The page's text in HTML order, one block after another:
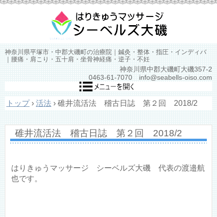
神奈川県平塚市・中郡大磯町の治療院｜鍼灸・整体・指圧・インディバ
｜腰痛・肩こり・五十肩・坐骨神経痛・逆子・不妊
神奈川県中郡大磯町大磯357-2
0463-61-7070 info@seabells-oiso.com
トップ › 活法 › 碓井流活法 稽古日誌 第２回 2018/2
碓井流活法 稽古日誌 第２回 2018/2
はりきゅうマッサージ シーベルズ大磯 代表の渡邉航
也です。